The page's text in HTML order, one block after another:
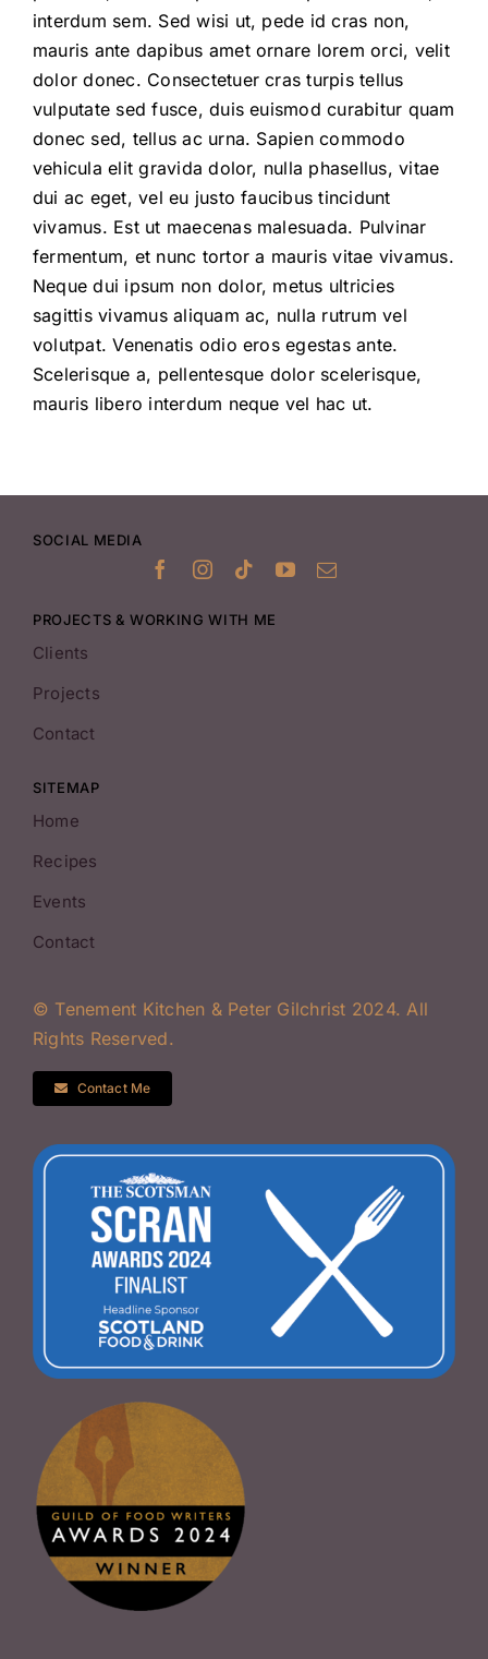
interdum sem. Sed wisi ut, pede id cras non,
mauris ante dapibus amet ornare lorem orci, velit
dolor donec. Consectetuer cras turpis tellus
vulputate sed fusce, duis euismod curabitur quam
donec sed, tellus ac urna. Sapien commodo
vehicula elit gravida dolor, nulla phasellus, vitae
dui ac eget, vel eu justo faucibus tincidunt
vivamus. Est ut maecenas malesuada. Pulvinar
fermentum, et nunc tortor a mauris vitae vivamus.
Neque dui ipsum non dolor, metus ultricies
sagittis vivamus aliquam ac, nulla rutrum vel
volutpat. Venenatis odio eros egestas ante.
Scelerisque a, pellentesque dolor scelerisque,
mauris libero interdum neque vel hac ut.
SOCIAL MEDIA
PROJECTS & WORKING WITH ME
Clients
Projects
Contact
SITEMAP
Home
Recipes
Events
Contact
© Tenement Kitchen & Peter Gilchrist 2024. All
Rights Reserved.
Contact Me